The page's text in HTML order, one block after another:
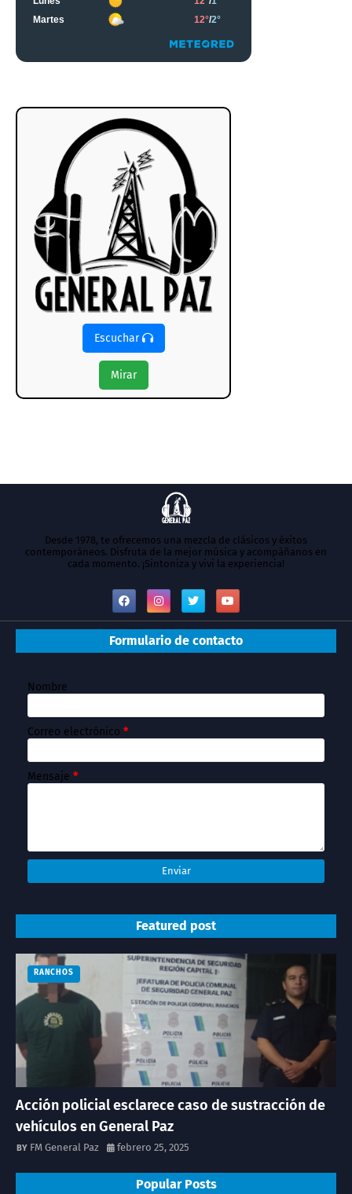
Escuchar
Mirar
Desde 1978, te ofrecemos una mezcla de clásicos y éxitos
contemporáneos. Disfruta de la mejor música y acompáñanos en
cada momento. ¡Sintoniza y vivi la experiencia!
Formulario de contacto
Nombre
Correo electrónico *
Mensaje *
Featured post
RANCHOS
Acción policial esclarece caso de sustracción de
vehículos en General Paz
FM General Paz febrero 25, 2025
Popular Posts